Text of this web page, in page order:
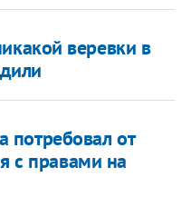
веревки в
от
с правами на